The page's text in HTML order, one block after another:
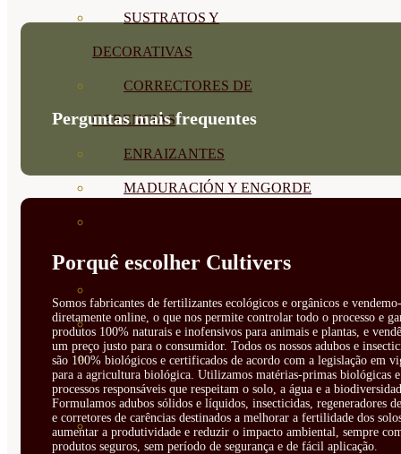
SUSTRATOS Y
DECORATIVAS
CORRECTORES DE
CARENCIAS
ENRAIZANTES
MADURACIÓN Y ENGORDE
SUELO
MATERIAS PRIMAS
PROTECCIÓN CULTIVOS Y
PLANTAS
PLANTAS INTERIOR
Perguntas mais frequentes
Porquê escolher Cultivers
Somos fabricantes de fertilizantes ecológicos e orgânicos e
diretamente online, o que nos permite controlar todo o processo e
produtos 100% naturais e inofensivos para animais e plantas, e
um preço justo para o consumidor. Todos os nossos adubos e
são 100% biológicos e certificados de acordo com a legislação em
para a agricultura biológica. Utilizamos matérias-primas biológicas e
processos responsáveis que respeitam o solo, a água e a
Formulamos adubos sólidos e líquidos, insecticidas, regeneradores
e corretores de carências destinados a melhorar a fertilidade dos
aumentar a produtividade e reduzir o impacto ambiental, sempre
produtos seguros, sem período de segurança e de fácil aplicação.